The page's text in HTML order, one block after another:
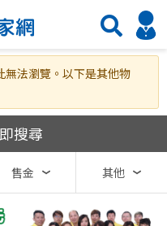
搜尋
無法瀏覽。以下是其他物
搜尋
售金 其他